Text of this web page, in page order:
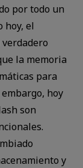
por todo un
hoy, el
la memoria
para
hoy
son
y